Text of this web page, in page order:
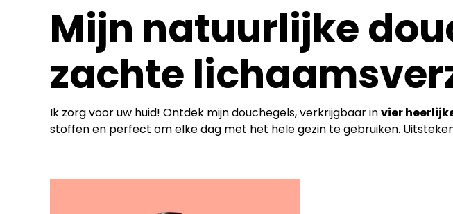
Mijn natuurlijke
zachte
Ik zorg voor uw huid! Ontdek mijn douchegels, verkrijgbaar invier
stoffen en perfect om elke dag met het hele gezin te gebruiken.